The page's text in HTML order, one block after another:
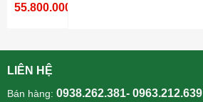
Serie 6
55.800.000₫
LIÊN HỆ
Bán hàng: 0938.262.381- 0963.212.639